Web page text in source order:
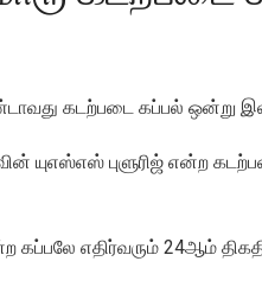
கடற்படை கப்பல் ஒன்று
யுஎஸ்எஸ் புளுரிஜ் என்ற
எதிர்வரும் 24ஆம்